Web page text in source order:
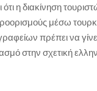
ότι η διακίνηση
μέσω
πρέπει να
στην σχετική